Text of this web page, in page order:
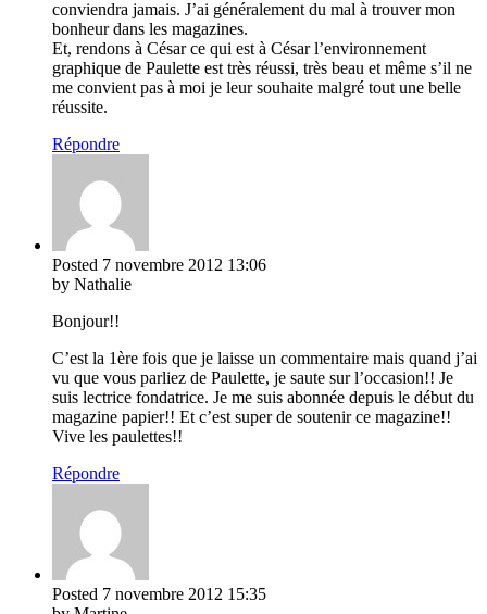
conviendra jamais. J’ai généralement du mal à trouver mon
bonheur dans les magazines.
Et, rendons à César ce qui est à César l’environnement
graphique de Paulette est très réussi, très beau et même s’il ne
me convient pas à moi je leur souhaite malgré tout une belle
réussite.
Répondre
Posted 7 novembre 2012 13:06
by Nathalie
Bonjour!!
C’est la 1ère fois que je laisse un commentaire mais quand j’ai
vu que vous parliez de Paulette, je saute sur l’occasion!! Je
suis lectrice fondatrice. Je me suis abonnée depuis le début du
magazine papier!! Et c’est super de soutenir ce magazine!!
Vive les paulettes!!
Répondre
Posted 7 novembre 2012 15:35